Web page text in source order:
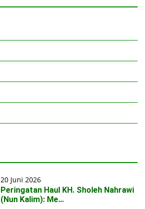
20 Juni 2026
Peringatan Haul KH. Sholeh Nahrawi
(Nun Kalim): Me…